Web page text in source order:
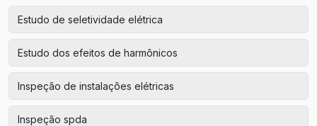
Estudo de seletividade elétrica
Estudo dos efeitos de harmônicos
Inspeção de instalações elétricas
Inspeção spda